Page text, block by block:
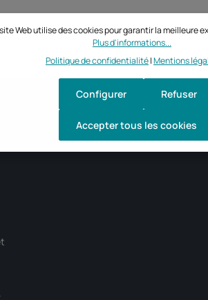
.
Web utilise des cookies pour garantir la meilleure
Plus d'informations...
Politique de confidentialité|Mentions
Refuser
Configurer
Accepter tous les cookies